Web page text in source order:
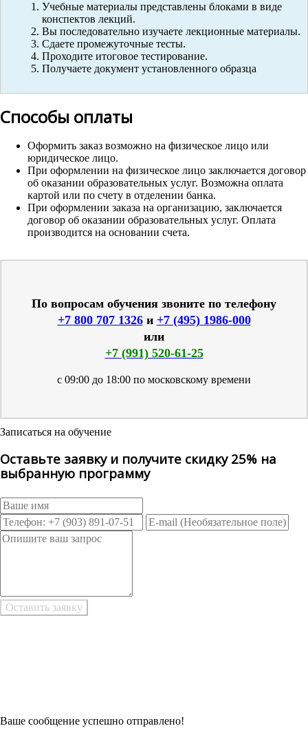
Учебные материалы представлены блоками в виде
конспектов лекций.
Вы последовательно изучаете лекционные материалы.
Сдаете промежуточные тесты.
Проходите итоговое тестирование.
Получаете документ установленного образца
Способы оплаты
Оформить заказ возможно на физическое лицо или
юридическое лицо.
При оформлении на физическое лицо заключается договор
об оказании образовательных услуг. Возможна оплата
картой или по счету в отделении банка.
При оформлении заказа на организацию, заключается
договор об оказании образовательных услуг. Оплата
производится на основании счета.
По вопросам обучения звоните по телефону
+7 800 707 1326и +7 (495) 1986-000
или
+7 (991) 520-61-25
с 09:00 до 18:00 по московскому времени
Записаться на обучение
Оставьте заявку и получите скидку 25% на
выбранную программу
Ваше сообщение успешно отправлено!